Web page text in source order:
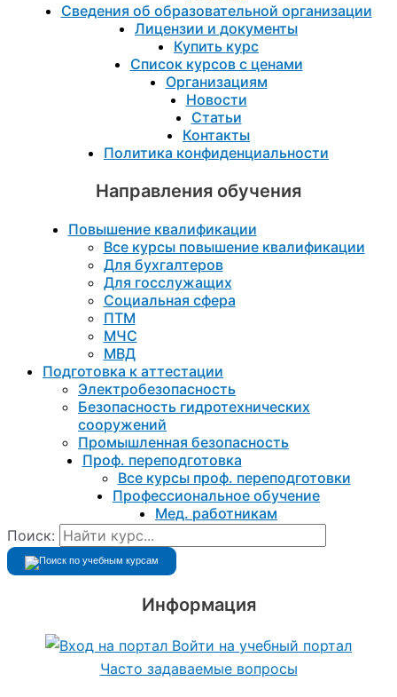
Сведения об образовательной организации
Лицензии и документы
Купить курс
Список курсов с ценами
Организациям
Новости
Статьи
Контакты
Политика конфиденциальности
Направления обучения
Повышение квалификации
Все курсы повышение квалификации
Для бухгалтеров
Для госслужащих
Социальная сфера
ПТМ
МЧС
МВД
Подготовка к aттестации
Электробезопасность
Безопасность гидротехнических
сооружений
Промышленная безопасность
Проф. переподготовка
Все курсы проф. переподготовки
Профессиональное обучение
Мед. работникам
Поиск:
Информация
Войти на учебный портал
Часто задаваемые вопросы